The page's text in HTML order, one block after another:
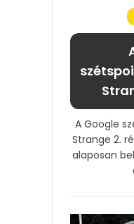
A Google
Strange 2.
alaposan